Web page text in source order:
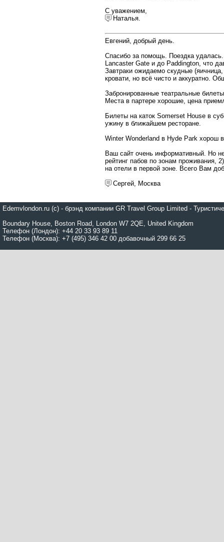
С уважением,
Наталья.
Евгений, добрый день.
Спасибо за помощь. Поездка
Lancaster Gate и до Paddington, что
Завтраки ожидаемо скудные
кровати, но всё чисто и аккуратно.
Забронированные театральные
Места в партере хорошие, цена
Билеты на каток Somerset House в
ужину в ближайшем ресторане.
Winter Wonderland в Hyde Park хорош
Ваш сайт очень информативный. Но
рейтинг пабов по зонам проживания,
на отели в первой зоне. Всего Вам
Сергей, Москва
Edemvlondon.ru (c) - брэнд компании GR Travel Group Limited -
Boundary House, Boston Road, London W7 2QE, United Kingdom
Телефон (Лондон): +44 20 33 93 89 11
Телефон (Москва): +7 (495) 346 42 00 добавочный 299 66 25